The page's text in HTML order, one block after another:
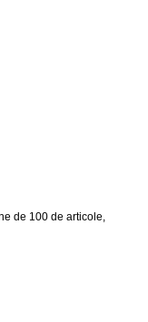
de 100 de articole,